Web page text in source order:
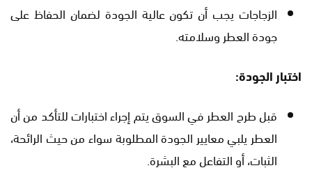
الزجاجات يجب أن تكون عالية الجودة لضمان الحفاظ على
جودة العطر وسلامته.
اختبار الجودة:
قبل طرح العطر في السوق يتم إجراء اختبارات للتأكد من أن
العطر يلبي معايير الجودة المطلوبة سواء من حيث الرائحة،
الثبات، أو التفاعل مع البشرة.